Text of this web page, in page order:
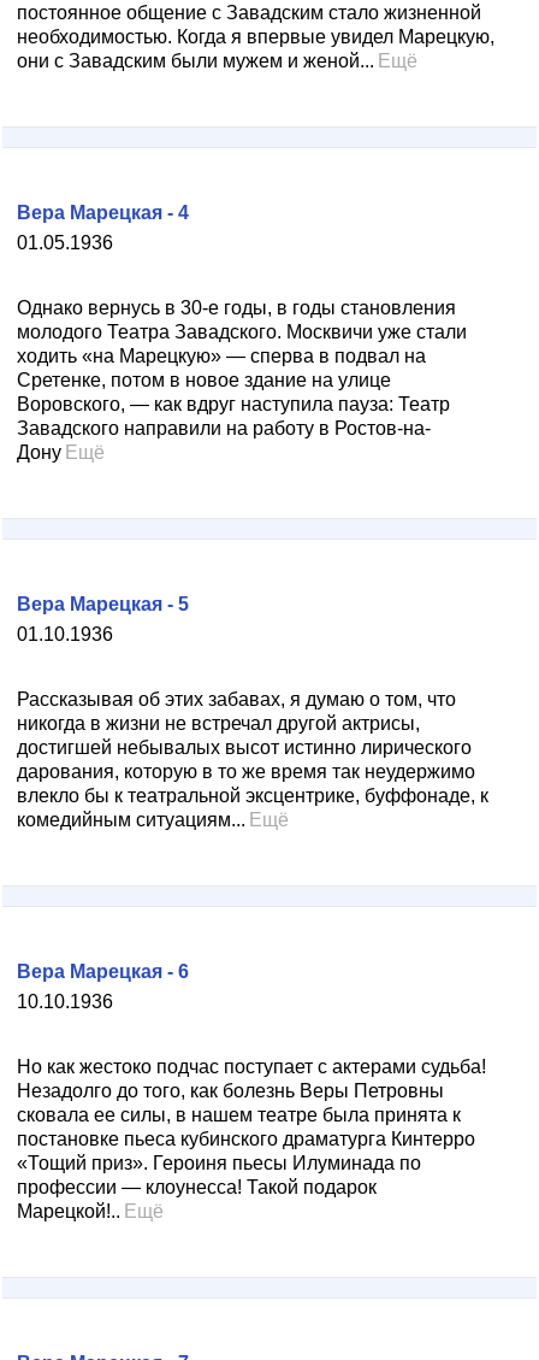
постоянное общение с Завадским стало жизненной
необходимостью. Когда я впервые увидел Марецкую,
они с Завадским были мужем и женой... Ещё
01.05.1936
Вера Марецкая - 4
Однако вернусь в 30-е годы, в годы становления
молодого Театра Завадского. Москвичи уже стали
ходить «на Марецкую» — сперва в подвал на
Сретенке, потом в новое здание на улице
Воровского, — как вдруг наступила пауза: Театр
Завадского направили на работу в Ростов-на-
Дону Ещё
01.10.1936
Вера Марецкая - 5
Рассказывая об этих забавах, я думаю о том, что
никогда в жизни не встречал другой актрисы,
достигшей небывалых высот истинно лирического
дарования, которую в то же время так неудержимо
влекло бы к театральной эксцентрике, буффонаде, к
комедийным ситуациям... Ещё
10.10.1936
Вера Марецкая - 6
Но как жестоко подчас поступает с актерами судьба!
Незадолго до того, как болезнь Веры Петровны
сковала ее силы, в нашем театре была принята к
постановке пьеса кубинского драматурга Кинтерро
«Тощий приз». Героиня пьесы Илуминада по
профессии — клоунесса! Такой подарок
Марецкой!.. Ещё